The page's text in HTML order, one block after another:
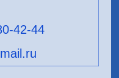
42-44